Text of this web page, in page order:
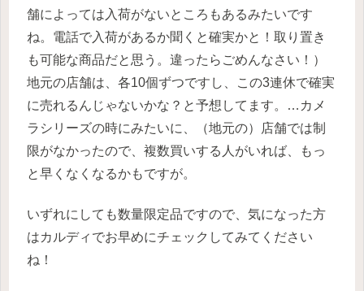
舗によっては入荷がないところもあるみたいです
ね。電話で入荷があるか聞くと確実かと！取り置き
も可能な商品だと思う。違ったらごめんなさい！）
地元の店舗は、各10個ずつですし、この3連休で確実
に売れるんじゃないかな？と予想してます。…カメ
ラシリーズの時にみたいに、（地元の）店舗では制
限がなかったので、複数買いする人がいれば、もっ
と早くなくなるかもですが。
いずれにしても数量限定品ですので、気になった方
はカルディでお早めにチェックしてみてください
ね！